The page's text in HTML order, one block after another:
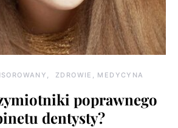
ZDROWIE, MEDYCYNA
poprawnego
dentysty?